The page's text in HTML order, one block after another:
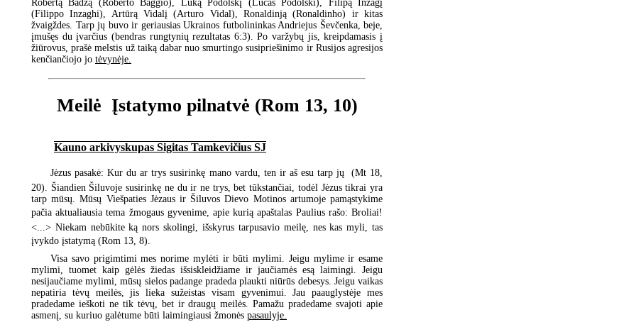
Robertą Badžą (Roberto Baggio), Luką Podolskį (Lucas Podolski), Filipą Inzagį
(Filippo Inzaghi), Artūrą Vidalį (Arturo Vidal), Ronaldinją (Ronaldinho) ir kitas
žvaigždes. Tarp jų buvo ir geriausias Ukrainos futbolininkas Andriejus Ševčenka, beje,
įmušęs du įvarčius (bendras rungtynių rezultatas 6:3). Po varžybų jis, kreipdamasis į
žiūrovus, prašė melstis už taiką dabar nuo smurtingo susipriešinimo ir Rusijos agresijos
kenčiančiojo jo tėvynėje.
Meilė  Įstatymo pilnatvė (Rom 13, 10)
Kauno arkivyskupas Sigitas Tamkevičius SJ
Jėzus pasakė: Kur du ar trys susirinkę mano vardu, ten ir aš esu tarp jų  (Mt 18,
20). Šiandien Šiluvoje susirinkę ne du ir ne trys, bet tūkstančiai, todėl Jėzus tikrai yra
tarp mūsų. Mūsų Viešpaties Jėzaus ir Šiluvos Dievo Motinos artumoje pamąstykime
pačia aktualiausia tema žmogaus gyvenime, apie kurią apaštalas Paulius rašo: Broliai!
<...> Niekam nebūkite ką nors skolingi, išskyrus tarpusavio meilę, nes kas myli, tas
įvykdo įstatymą (Rom 13, 8).
Visa savo prigimtimi mes norime mylėti ir būti mylimi. Jeigu mylime ir esame
mylimi, tuomet kaip gėlės žiedas išsiskleidžiame ir jaučiamės esą laimingi. Jeigu
nesijaučiame mylimi, mūsų sielos padange pradeda plaukti niūrūs debesys. Jeigu vaikas
nepatiria tėvų meilės, jis lieka sužeistas visam gyvenimui. Jau paauglystėje mes
pradedame ieškoti ne tik tėvų, bet ir draugų meilės. Pamažu pradedame svajoti apie
asmenį, su kuriuo galėtume būti laimingiausi žmonės pasaulyje.